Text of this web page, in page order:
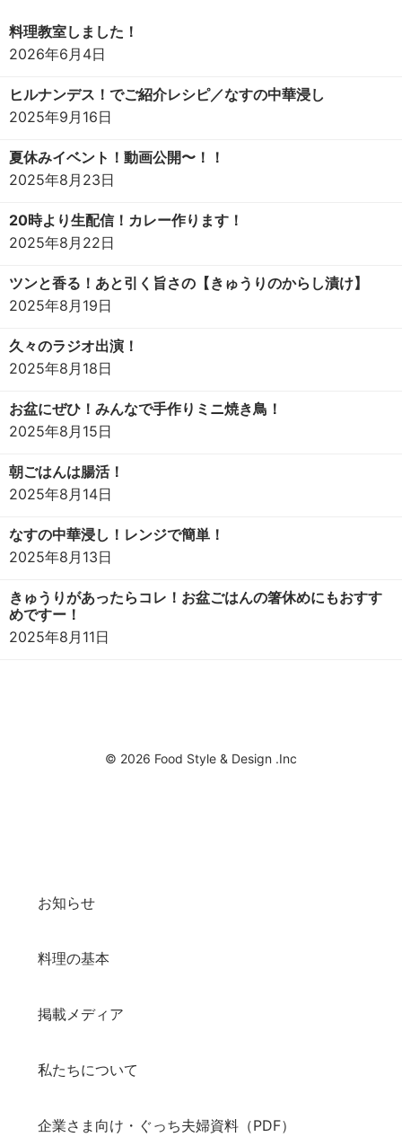
料理教室しました！
2026年6月4日
ヒルナンデス！でご紹介レシピ／なすの中華浸し
2025年9月16日
夏休みイベント！動画公開〜！！
2025年8月23日
20時より生配信！カレー作ります！
2025年8月22日
ツンと香る！あと引く旨さの【きゅうりのからし漬け】
2025年8月19日
久々のラジオ出演！
2025年8月18日
お盆にぜひ！みんなで手作りミニ焼き鳥！
2025年8月15日
朝ごはんは腸活！
2025年8月14日
なすの中華浸し！レンジで簡単！
2025年8月13日
きゅうりがあったらコレ！お盆ごはんの箸休めにもおすす
めですー！
2025年8月11日
© 2026 Food Style & Design .Inc
お知らせ
料理の基本
掲載メディア
私たちについて
企業さま向け・ぐっち夫婦資料（PDF）